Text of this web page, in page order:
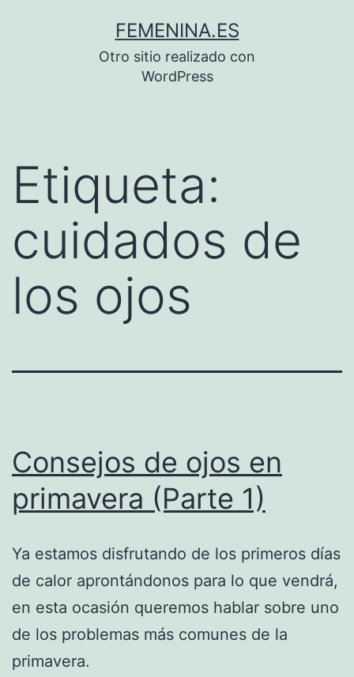
FEMENINA.ES
Otro sitio realizado con
WordPress
Etiqueta:
cuidados de
los ojos
Consejos de ojos en
primavera (Parte 1)
Ya estamos disfrutando de los primeros días
de calor aprontándonos para lo que vendrá,
en esta ocasión queremos hablar sobre uno
de los problemas más comunes de la
primavera.